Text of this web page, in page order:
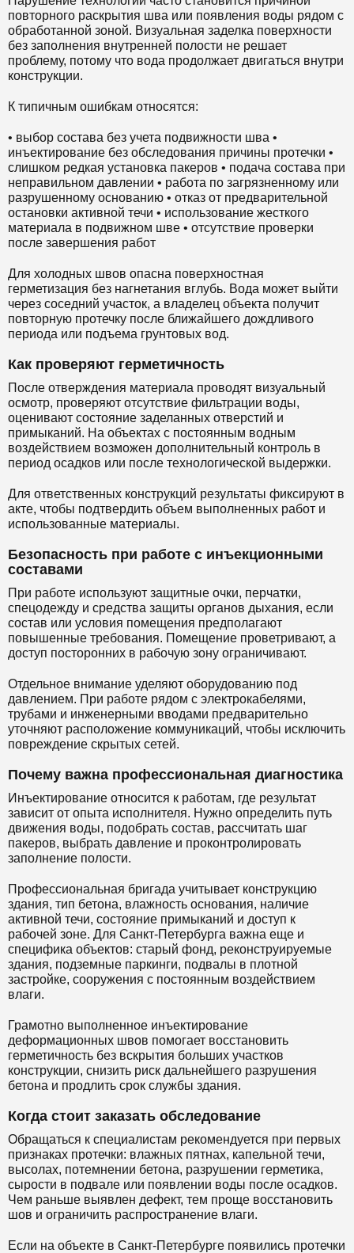
повторного раскрытия шва или появления воды рядом с
обработанной зоной. Визуальная заделка поверхности
без заполнения внутренней полости не решает
проблему, потому что вода продолжает двигаться внутри
конструкции.
К типичным ошибкам относятся:
• выбор состава без учета подвижности шва •
инъектирование без обследования причины протечки •
слишком редкая установка пакеров • подача состава при
неправильном давлении • работа по загрязненному или
разрушенному основанию • отказ от предварительной
остановки активной течи • использование жесткого
материала в подвижном шве • отсутствие проверки
после завершения работ
Для холодных швов опасна поверхностная
герметизация без нагнетания вглубь. Вода может выйти
через соседний участок, а владелец объекта получит
повторную протечку после ближайшего дождливого
периода или подъема грунтовых вод.
Как проверяют герметичность
После отверждения материала проводят визуальный
осмотр, проверяют отсутствие фильтрации воды,
оценивают состояние заделанных отверстий и
примыканий. На объектах с постоянным водным
воздействием возможен дополнительный контроль в
период осадков или после технологической выдержки.
Для ответственных конструкций результаты фиксируют в
акте, чтобы подтвердить объем выполненных работ и
использованные материалы.
Безопасность при работе с инъекционными
составами
При работе используют защитные очки, перчатки,
спецодежду и средства защиты органов дыхания, если
состав или условия помещения предполагают
повышенные требования. Помещение проветривают, а
доступ посторонних в рабочую зону ограничивают.
Отдельное внимание уделяют оборудованию под
давлением. При работе рядом с электрокабелями,
трубами и инженерными вводами предварительно
уточняют расположение коммуникаций, чтобы исключить
повреждение скрытых сетей.
Почему важна профессиональная диагностика
Инъектирование относится к работам, где результат
зависит от опыта исполнителя. Нужно определить путь
движения воды, подобрать состав, рассчитать шаг
пакеров, выбрать давление и проконтролировать
заполнение полости.
Профессиональная бригада учитывает конструкцию
здания, тип бетона, влажность основания, наличие
активной течи, состояние примыканий и доступ к
рабочей зоне. Для Санкт-Петербурга важна еще и
специфика объектов: старый фонд, реконструируемые
здания, подземные паркинги, подвалы в плотной
застройке, сооружения с постоянным воздействием
влаги.
Грамотно выполненное инъектирование
деформационных швов помогает восстановить
герметичность без вскрытия больших участков
конструкции, снизить риск дальнейшего разрушения
бетона и продлить срок службы здания.
Когда стоит заказать обследование
Обращаться к специалистам рекомендуется при первых
признаках протечки: влажных пятнах, капельной течи,
высолах, потемнении бетона, разрушении герметика,
сырости в подвале или появлении воды после осадков.
Чем раньше выявлен дефект, тем проще восстановить
шов и ограничить распространение влаги.
Если на объекте в Санкт-Петербурге появились протечки